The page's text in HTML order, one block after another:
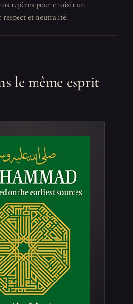
repères pour choisir un
respect et neutralité.
le même esprit